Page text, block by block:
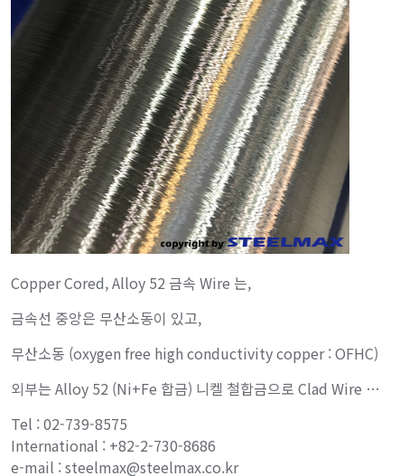
Copper Cored, Alloy 52 금속 Wire 는,
금속선 중앙은 무산소동이 있고,
무산소동 (oxygen free high conductivity copper : OFHC)
외부는 Alloy 52 (Ni+Fe 합금) 니켈 철합금으로 Clad Wire …
Tel : 02-739-8575
International : +82-2-730-8686
e-mail : steelmax@steelmax.co.kr